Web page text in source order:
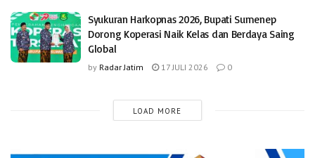
Syukuran Harkopnas 2026, Bupati Sumenep
Dorong Koperasi Naik Kelas dan Berdaya Saing
Global
by Radar Jatim 17 JULI 2026 0
LOAD MORE